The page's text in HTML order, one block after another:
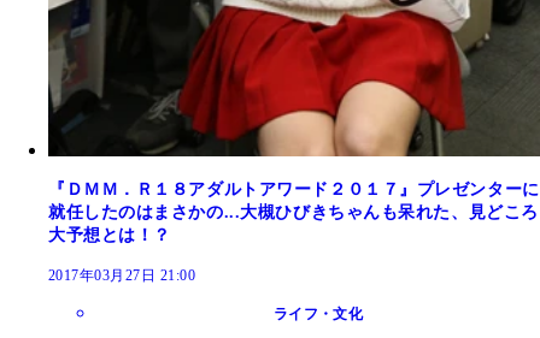
『ＤＭＭ．Ｒ１８アダルトアワード２０１７』プレゼンターに
就任したのはまさかの...大槻ひびきちゃんも呆れた、見どころ
大予想とは！？
2017年03月27日 21:00
ライフ・文化